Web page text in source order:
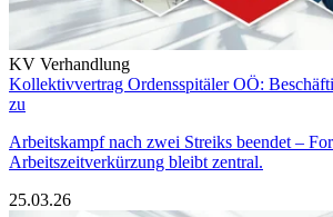
KV Verhandlung
Kollektivvertrag Ordensspitäler OÖ:
zu
Arbeitskampf nach zwei Streiks beendet –
Arbeitszeitverkürzung bleibt zentral.
25.03.26